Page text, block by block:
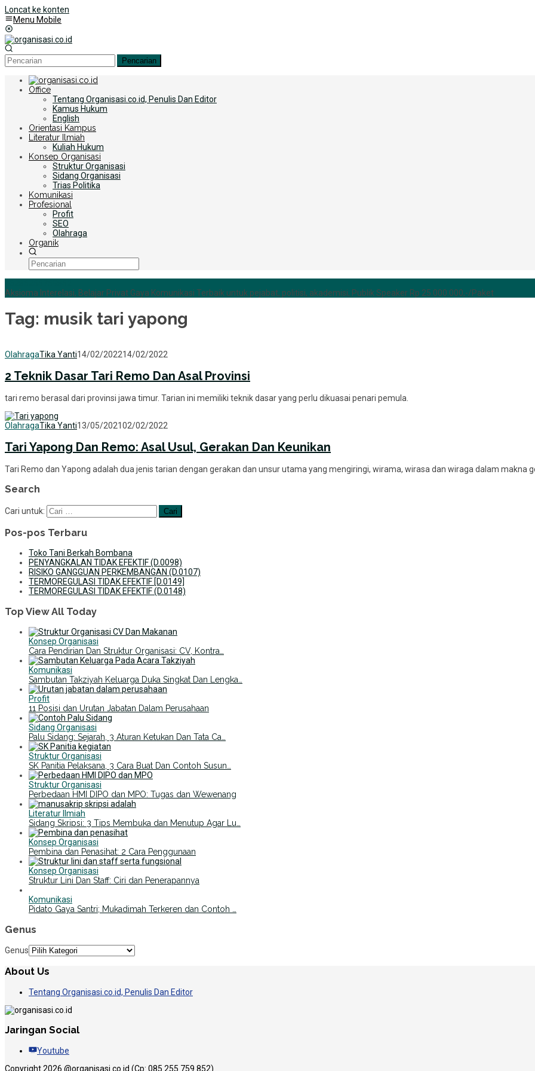
Loncat ke konten
Menu Mobile
Pencarian
Office
Tentang Organisasi.co.id, Penulis Dan Editor
Kamus Hukum
English
Orientasi Kampus
Literatur Ilmiah
Kuliah Hukum
Konsep Organisasi
Struktur Organisasi
Sidang Organisasi
Trias Politika
Komunikasi
Profesional
Profit
SEO
Olahraga
Organik
Aksioma Interelasi, Belajar Privat Gaya Komunikasi Terbaik untuk pejabat, politisi, akademisi, Publik Speaker Rp 25.000.000,-/Paket
Tag: musik tari yapong
OlahragaTika Yanti14/02/202214/02/2022
2 Teknik Dasar Tari Remo Dan Asal Provinsi
tari remo berasal dari provinsi jawa timur. Tarian ini memiliki teknik dasar yang perlu dikuasai penari pemula.
OlahragaTika Yanti13/05/202102/02/2022
Tari Yapong Dan Remo: Asal Usul, Gerakan Dan Keunikan
Tari Remo dan Yapong adalah dua jenis tarian dengan gerakan dan unsur utama yang mengiringi, wirama, wirasa dan wiraga dalam makna
Search
Cari untuk:
Pos-pos Terbaru
Toko Tani Berkah Bombana
PENYANGKALAN TIDAK EFEKTIF (D.0098)
RISIKO GANGGUAN PERKEMBANGAN (D.0107)
TERMOREGULASI TIDAK EFEKTIF [D.0149]
TERMOREGULASI TIDAK EFEKTIF (D.0148)
Top View All Today
Konsep Organisasi
Cara Pendirian Dan Struktur Organisasi: CV, Kontra…
Komunikasi
Sambutan Takziyah Keluarga Duka Singkat Dan Lengka…
Profit
11 Posisi dan Urutan Jabatan Dalam Perusahaan
Sidang Organisasi
Palu Sidang: Sejarah, 3 Aturan Ketukan Dan Tata Ca…
Struktur Organisasi
SK Panitia Pelaksana, 3 Cara Buat Dan Contoh Susun…
Struktur Organisasi
Perbedaan HMI DIPO dan MPO: Tugas dan Wewenang
Literatur Ilmiah
Sidang Skripsi: 3 Tips Membuka dan Menutup Agar Lu…
Konsep Organisasi
Pembina dan Penasihat: 2 Cara Penggunaan
Konsep Organisasi
Struktur Lini Dan Staff: Ciri dan Penerapannya
Komunikasi
Pidato Gaya Santri; Mukadimah Terkeren dan Contoh …
Genus
Genus
About Us
Tentang Organisasi.co.id, Penulis Dan Editor
Jaringan Social
Youtube
Copyright 2026 @organisasi.co.id (Cp: 085 255 759 852)